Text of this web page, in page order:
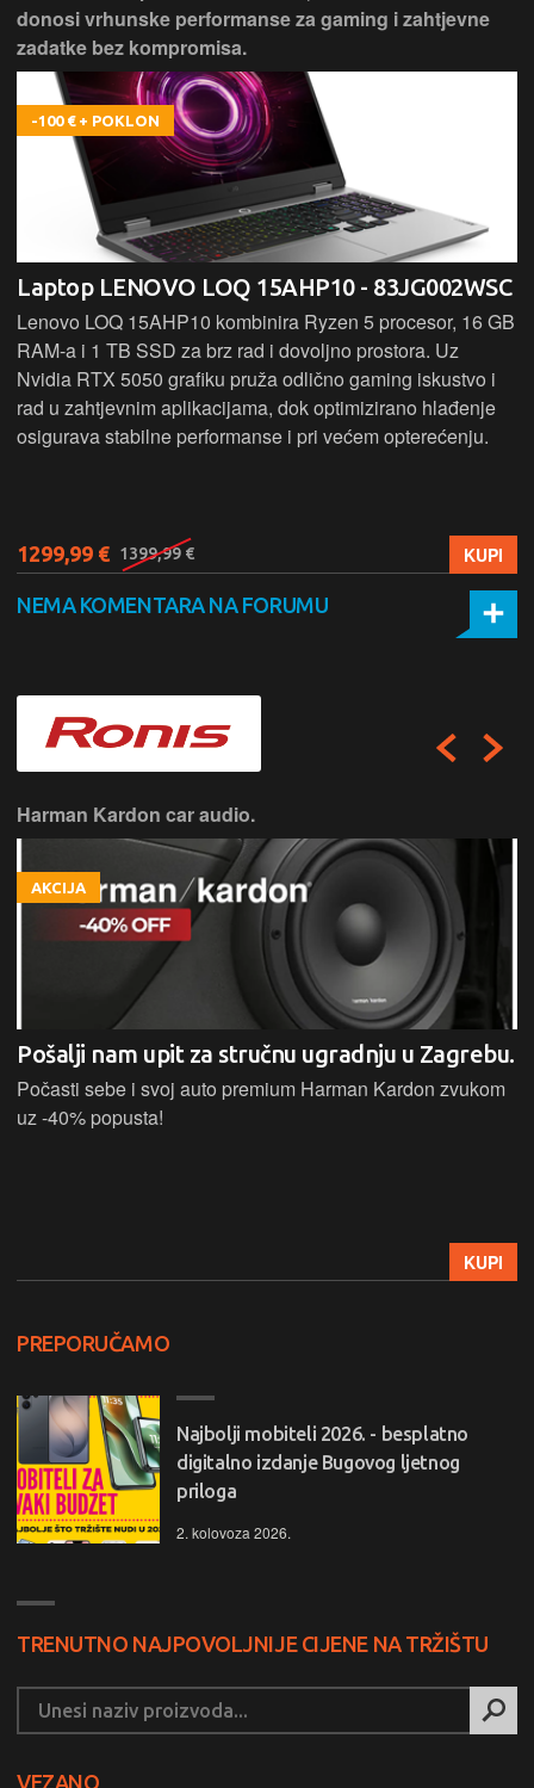
donosi vrhunske performanse za gaming i zahtjevne
zadatke bez kompromisa.
-100 € + POKLON
Laptop LENOVO LOQ 15AHP10 - 83JG002WSC
Lenovo LOQ 15AHP10 kombinira Ryzen 5 procesor, 16 GB
RAM-a i 1 TB SSD za brz rad i dovoljno prostora. Uz
Nvidia RTX 5050 grafiku pruža odlično gaming iskustvo i
rad u zahtjevnim aplikacijama, dok optimizirano hlađenje
osigurava stabilne performanse i pri većem opterećenju.
1299,99 € 1399,99 € KUPI
NEMA KOMENTARA NA FORUMU
Harman Kardon car audio.
AKCIJA
Pošalji nam upit za stručnu ugradnju u Zagrebu.
Počasti sebe i svoj auto premium Harman Kardon zvukom
uz -40% popusta!
KUPI
PREPORUČAMO
Najbolji mobiteli 2026. - besplatno
digitalno izdanje Bugovog ljetnog
priloga
2. kolovoza 2026.
TRENUTNO NAJPOVOLJNIJE CIJENE NA TRŽIŠTU
VEZANO